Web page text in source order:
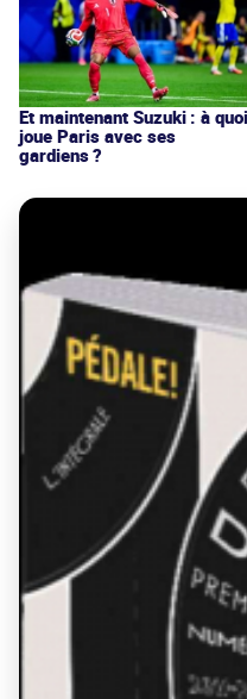
Et maintenant Suzuki : à quoi
joue Paris avec ses
gardiens ?